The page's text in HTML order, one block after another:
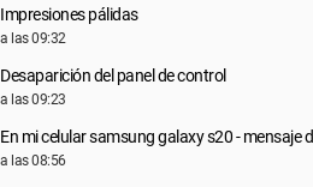
Impresiones pálidas
a las 09:32
Desaparición del panel de control
a las 09:23
En mi celular samsung galaxy s20 - mensaje
a las 08:56